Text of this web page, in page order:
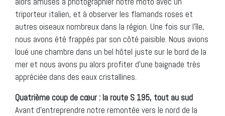
triporteur italien, et à observer les flamands roses et
autres oiseaux nombreux dans la région. Une fois sur l’île,
nous avons été frappés par son côté paisible. Nous avions
loué une chambre dans un bel hôtel juste sur le bord de la
mer et nous avons pu alors profiter d’une baignade très
appréciée dans des eaux cristallines.
Quatrième coup de cœur : la route S 195, tout au sud
Avant d’entreprendre notre remontée vers le nord de la